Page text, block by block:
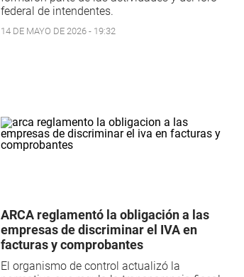
federal de intendentes.
14 DE MAYO DE 2026 - 19:32
ARCA reglamentó la obligación a las
empresas de discriminar el IVA en
facturas y comprobantes
El organismo de control actualizó la